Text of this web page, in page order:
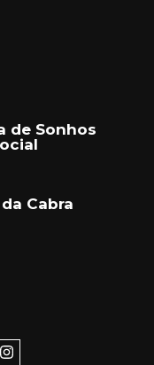
de Sonhos
Cabra